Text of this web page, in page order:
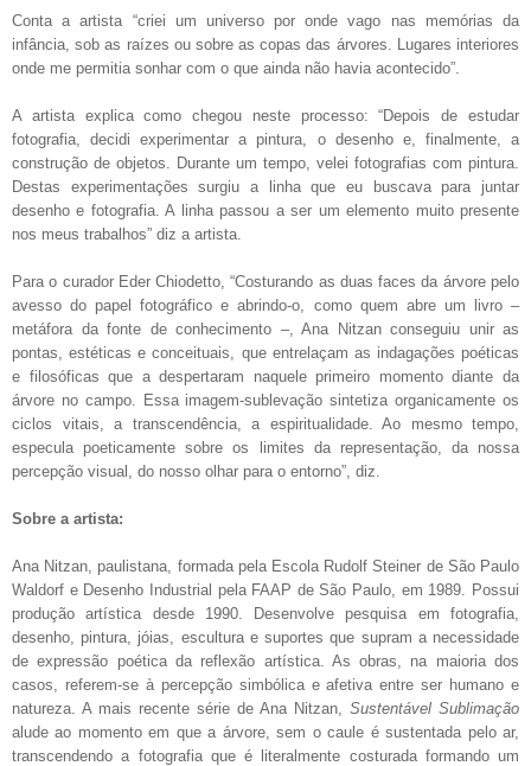
Conta a artista “criei um universo por onde vago nas memórias da
infância, sob as raízes ou sobre as copas das árvores. Lugares interiores
onde me permitia sonhar com o que ainda não havia acontecido”.
A artista explica como chegou neste processo: “Depois de estudar
fotografia, decidi experimentar a pintura, o desenho e, finalmente, a
construção de objetos. Durante um tempo, velei fotografias com pintura.
Destas experimentações surgiu a linha que eu buscava para juntar
desenho e fotografia. A linha passou a ser um elemento muito presente
nos meus trabalhos” diz a artista.
Para o curador Eder Chiodetto, “Costurando as duas faces da árvore pelo
avesso do papel fotográfico e abrindo-o, como quem abre um livro –
metáfora da fonte de conhecimento –, Ana Nitzan conseguiu unir as
pontas, estéticas e conceituais, que entrelaçam as indagações poéticas
e filosóficas que a despertaram naquele primeiro momento diante da
árvore no campo. Essa imagem-sublevação sintetiza organicamente os
ciclos vitais, a transcendência, a espiritualidade. Ao mesmo tempo,
especula poeticamente sobre os limites da representação, da nossa
percepção visual, do nosso olhar para o entorno”, diz.
Sobre a artista:
Ana Nitzan, paulistana, formada pela Escola Rudolf Steiner de São Paulo
Waldorf e Desenho Industrial pela FAAP de São Paulo, em 1989. Possui
produção artística desde 1990. Desenvolve pesquisa em fotografia,
desenho, pintura, jóias, escultura e suportes que supram a necessidade
de expressão poética da reflexão artística. As obras, na maioria dos
casos, referem-se à percepção simbólica e afetiva entre ser humano e
natureza. A mais recente série de Ana Nitzan, Sustentável Sublimação
alude ao momento em que a árvore, sem o caule é sustentada pelo ar,
transcendendo a fotografia que é literalmente costurada formando um